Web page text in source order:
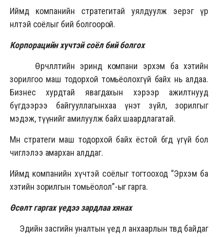
Иймд компанийн стратегитай уялдуулж эерэг үр
нөлөөтэй соёлыг бий болгоорой.
Корпорацийн хүчтэй соёл бий болгох
Өөрчлөлтийн эринд компани эрхэм ба хэтийн
зорилгоо маш тодорхой томьёолохгүй байх нь алдаа.
Бизнес хурдтай явагдахын хэрээр ажилтнууд
бүгдээрээ байгууллагынхаа үнэт зүйл, зорилгыг
мэдэж, түүнийг амилуулж байх шаардлагатай.
Мөн стратеги маш тодорхой байх ёстой бөгөөд үгүй бол
чиглэлээ амархан алддаг.
Иймд компанийн хүчтэй соёлыг тогтооход “Эрхэм ба
хэтийн зорилгын томьёолол”-ыг гарга.
Өсөлт гаргах үедээ зардлаа хянах
Эдийн засгийн уналтын үед л анхаарлын төвд байдаг